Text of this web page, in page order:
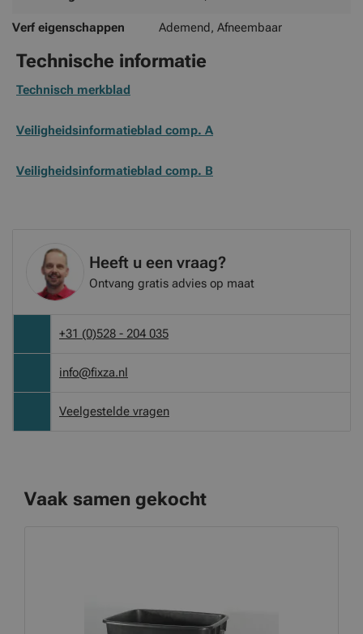
Verf eigenschappen Ademend, Afneembaar
Technische informatie
Technisch merkblad
Veiligheidsinformatieblad comp. A
Veiligheidsinformatieblad comp. B
Heeft u een vraag?
Ontvang gratis advies op maat
+31 (0)528 - 204 035
info@fixza.nl
Veelgestelde vragen
Vaak samen gekocht